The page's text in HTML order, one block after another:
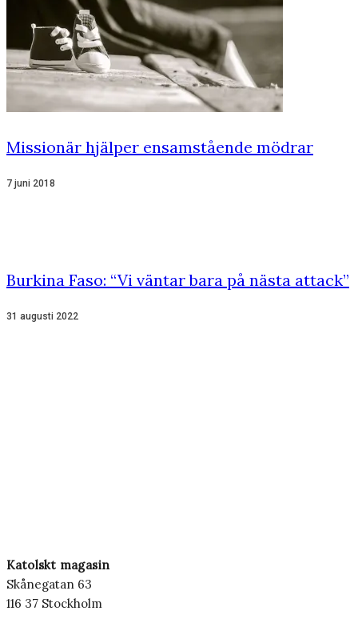
Missionär hjälper ensamstående mödrar
7 juni 2018
Burkina Faso: “Vi väntar bara på nästa attack”
31 augusti 2022
Katolskt magasin
Skånegatan 63
116 37 Stockholm